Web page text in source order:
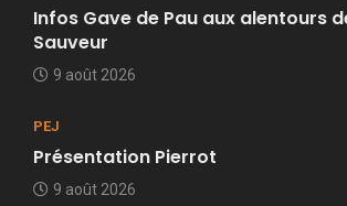
Infos Gave de Pau aux alentours
Sauveur
9 août 2026
PEJ
Présentation Pierrot
9 août 2026